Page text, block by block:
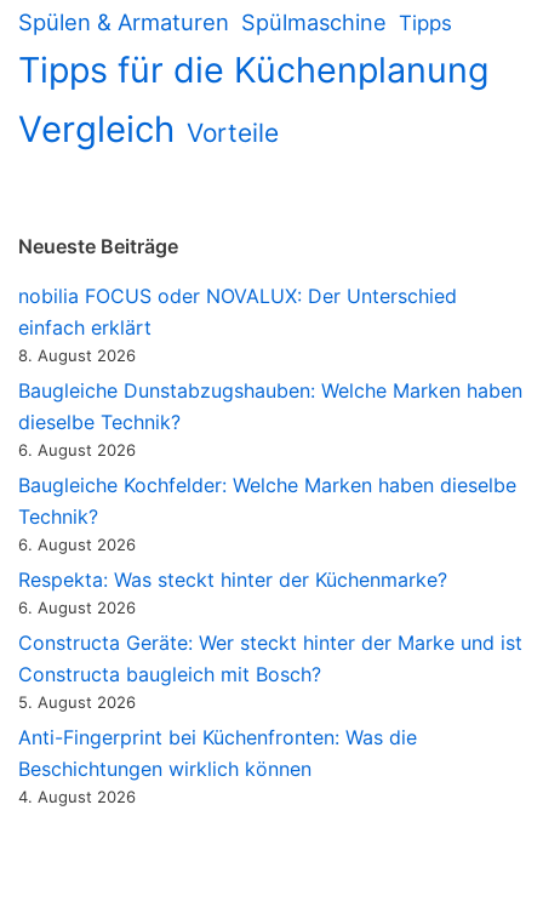
Spülen & Armaturen Spülmaschine Tipps
Tipps für die Küchenplanung
Vergleich Vorteile
Neueste Beiträge
nobilia FOCUS oder NOVALUX: Der Unterschied
einfach erklärt
8. August 2026
Baugleiche Dunstabzugshauben: Welche Marken haben
dieselbe Technik?
6. August 2026
Baugleiche Kochfelder: Welche Marken haben dieselbe
Technik?
6. August 2026
Respekta: Was steckt hinter der Küchenmarke?
6. August 2026
Constructa Geräte: Wer steckt hinter der Marke und ist
Constructa baugleich mit Bosch?
5. August 2026
Anti-Fingerprint bei Küchenfronten: Was die
Beschichtungen wirklich können
4. August 2026